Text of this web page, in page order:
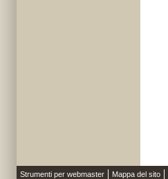
Strumenti per webmaster Mappa del sito